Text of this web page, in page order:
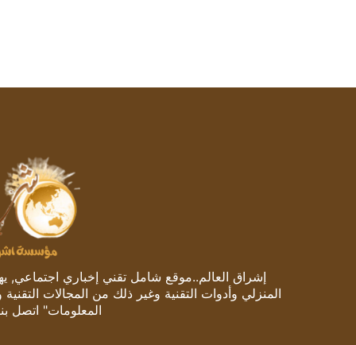
إشراق العالم..موقع شامل تقني إخباري اجتماعي,
المنزلي وأدوات التقنية وغير ذلك من المجالات
المعلومات" اتصل